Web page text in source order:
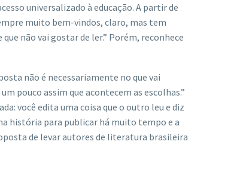
universalizado à educação. A partir de
muito bem-vindos, claro, mas tem
não vai gostar de ler.” Porém, reconhece
não é necessariamente no que vai
pouco assim que acontecem as escolhas.”
você edita uma coisa que o outro leu e diz
história para publicar há muito tempo e a
de levar autores de literatura brasileira